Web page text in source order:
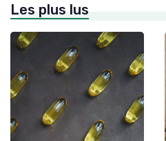
Les plus lus